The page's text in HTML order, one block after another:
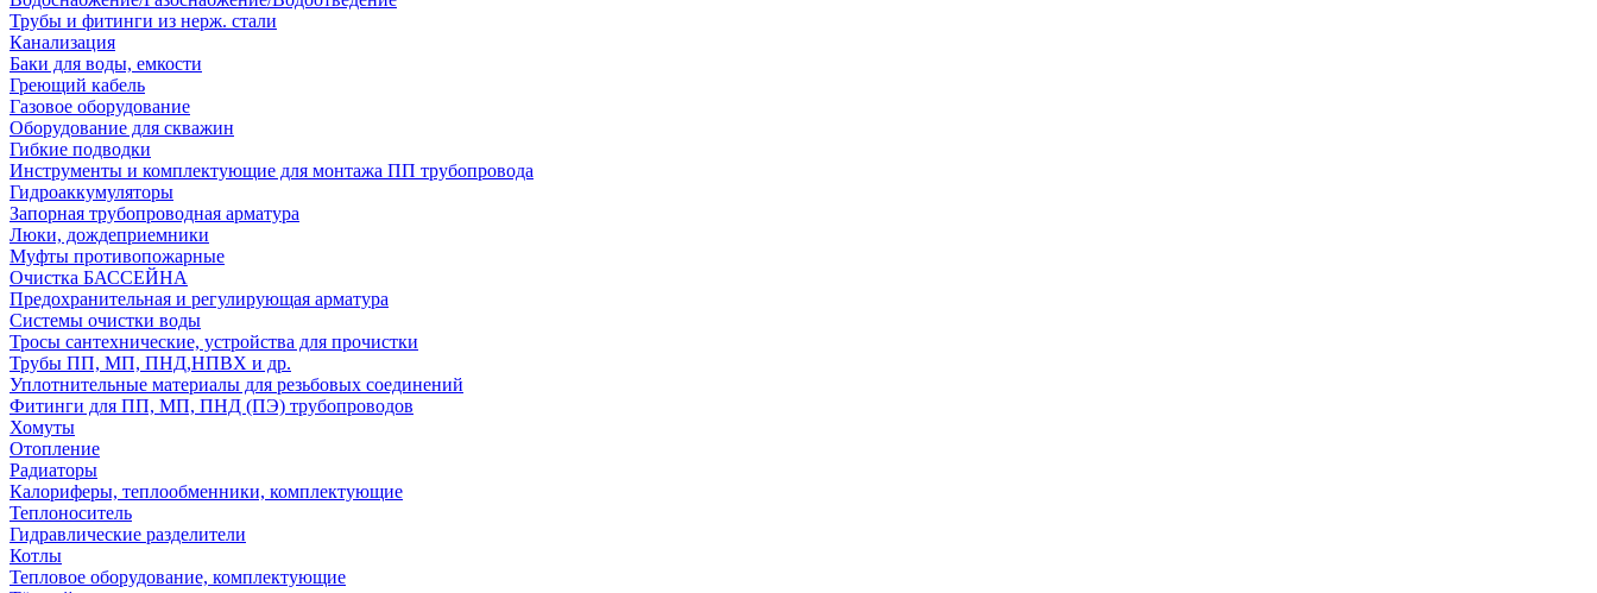
Трубы и фитинги из нерж. стали
Канализация
Баки для воды, емкости
Греющий кабель
Газовое оборудование
Оборудование для скважин
Гибкие подводки
Инструменты и комплектующие для монтажа ПП трубопровода
Гидроаккумуляторы
Запорная трубопроводная арматура
Люки, дождеприемники
Муфты противопожарные
Очистка БАССЕЙНА
Предохранительная и регулирующая арматура
Системы очистки воды
Тросы сантехнические, устройства для прочистки
Трубы ПП, МП, ПНД,НПВХ и др.
Уплотнительные материалы для резьбовых соединений
Фитинги для ПП, МП, ПНД (ПЭ) трубопроводов
Хомуты
Отопление
Радиаторы
Калориферы, теплообменники, комплектующие
Теплоноситель
Гидравлические разделители
Котлы
Тепловое оборудование, комплектующие